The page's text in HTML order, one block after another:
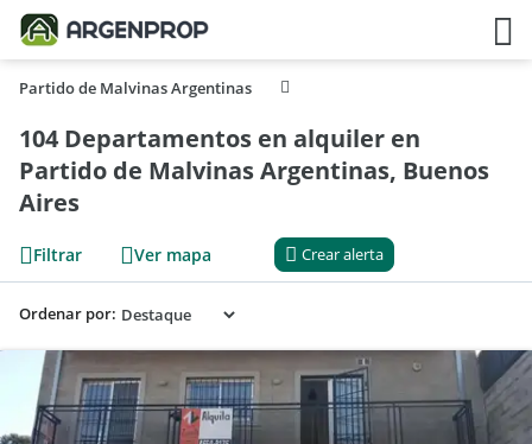
Partido de Malvinas Argentinas
104 Departamentos en alquiler en
Partido de Malvinas Argentinas, Buenos
Aires
Filtrar Ver mapa Crear alerta
Ordenar por: